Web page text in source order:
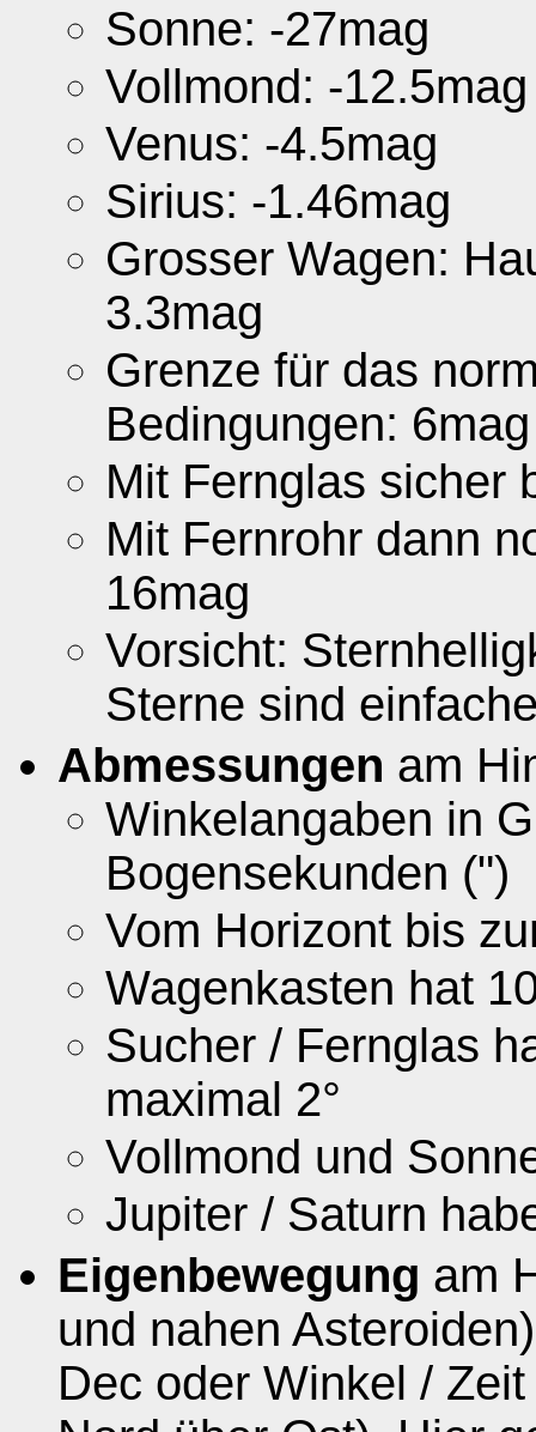
Sonne: -27mag
Vollmond: -12.5mag
Venus: -4.5mag
Sirius: -1.46mag
Grosser Wagen:
3.3mag
Grenze für das
Bedingungen: 6mag
Mit Fernglas sicher
Mit Fernrohr dann
16mag
Vorsicht:
Sterne sind
Abmessungen am
Winkelangaben in
Bogensekunden (")
Vom Horizont bis
Wagenkasten hat
Sucher / Fernglas
maximal 2°
Vollmond und
Jupiter / Saturn
Eigenbewegung am
und nahen
Dec oder Winkel /